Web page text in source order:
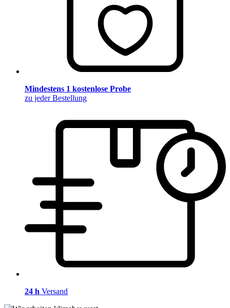
Mindestens 1 kostenlose Probe
zu jeder Bestellung
24 h Versand